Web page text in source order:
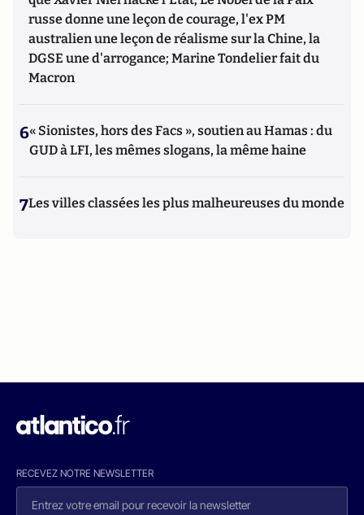
russe donne une leçon de courage, l'ex PM
australien une leçon de réalisme sur la Chine, la
DGSE une d'arrogance; Marine Tondelier fait du
Macron
6« Sionistes, hors des Facs », soutien au Hamas : du
GUD à LFI, les mêmes slogans, la même haine
7Les villes classées les plus malheureuses du monde
RECEVEZ NOTRE NEWSLETTER